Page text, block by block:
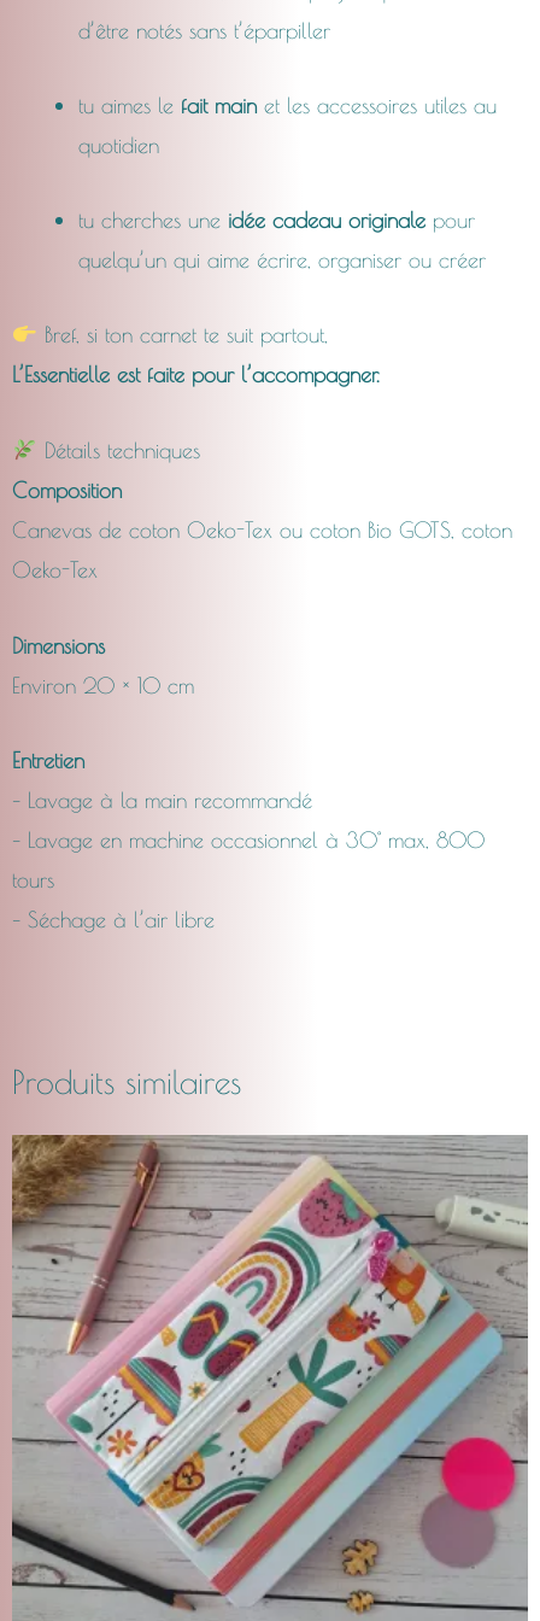
d’être notés sans t’éparpiller
tu aimes le fait mainet les accessoires utiles au
quotidien
tu cherches une idée cadeau originalepour
quelqu’un qui aime écrire, organiser ou créer
Bref, si ton carnet te suit partout,
L’Essentielle est faite pour l’accompagner.
Détails techniques
Composition
Canevas de coton Oeko-Tex ou coton Bio GOTS, coton
Oeko-Tex
Dimensions
Environ 20 × 10 cm
Entretien
– Lavage à la main recommandé
– Lavage en machine occasionnel à 30° max, 800
tours
– Séchage à l’air libre
Produits similaires